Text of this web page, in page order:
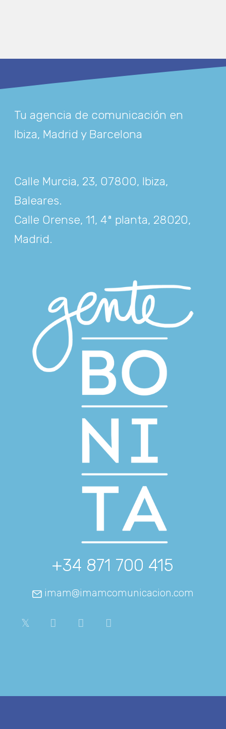
Tu agencia de comunicación en
Ibiza, Madrid y Barcelona
Calle Murcia, 23, 07800, Ibiza,
Baleares.
Calle Orense, 11, 4ª planta, 28020,
Madrid.
+34 871 700 415
imam@imamcomunicacion.com